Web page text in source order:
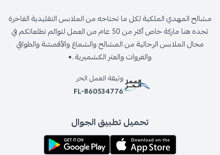
مشالح المهدي الملكية لكل ما تحتاجه من الملابس التقليدية الفاخرة
تجده هنا ماركة خاص أكثر من 50 عام من العمل لتوائم تطلعاتكم في
مجال الملابس الرجالية من المشالح والشماغ والأقمشة والطواقي
والفروات والغتر الكشميرية .•
وثيقة العمل الحر
FL-860534776
تحميل تطبيق الجوال